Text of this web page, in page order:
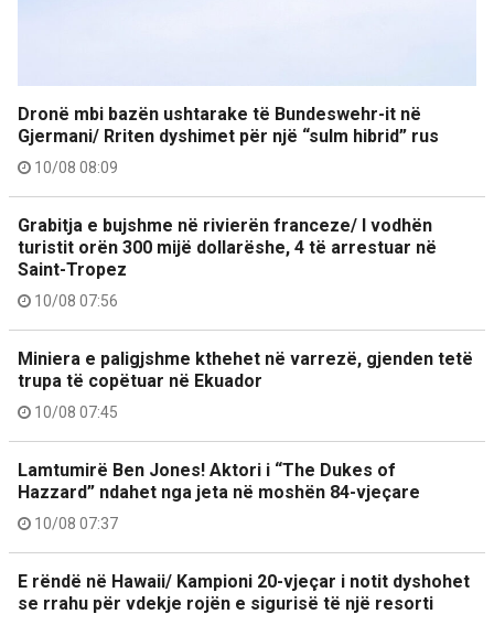
Dronë mbi bazën ushtarake të Bundeswehr-it në
Gjermani/ Rriten dyshimet për një “sulm hibrid” rus
10/08 08:09
Grabitja e bujshme në rivierën franceze/ I vodhën
turistit orën 300 mijë dollarëshe, 4 të arrestuar në
Saint-Tropez
10/08 07:56
Miniera e paligjshme kthehet në varrezë, gjenden tetë
trupa të copëtuar në Ekuador
10/08 07:45
Lamtumirë Ben Jones! Aktori i “The Dukes of
Hazzard” ndahet nga jeta në moshën 84-vjeçare
10/08 07:37
E rëndë në Hawaii/ Kampioni 20-vjeçar i notit dyshohet
se rrahu për vdekje rojën e sigurisë të një resorti